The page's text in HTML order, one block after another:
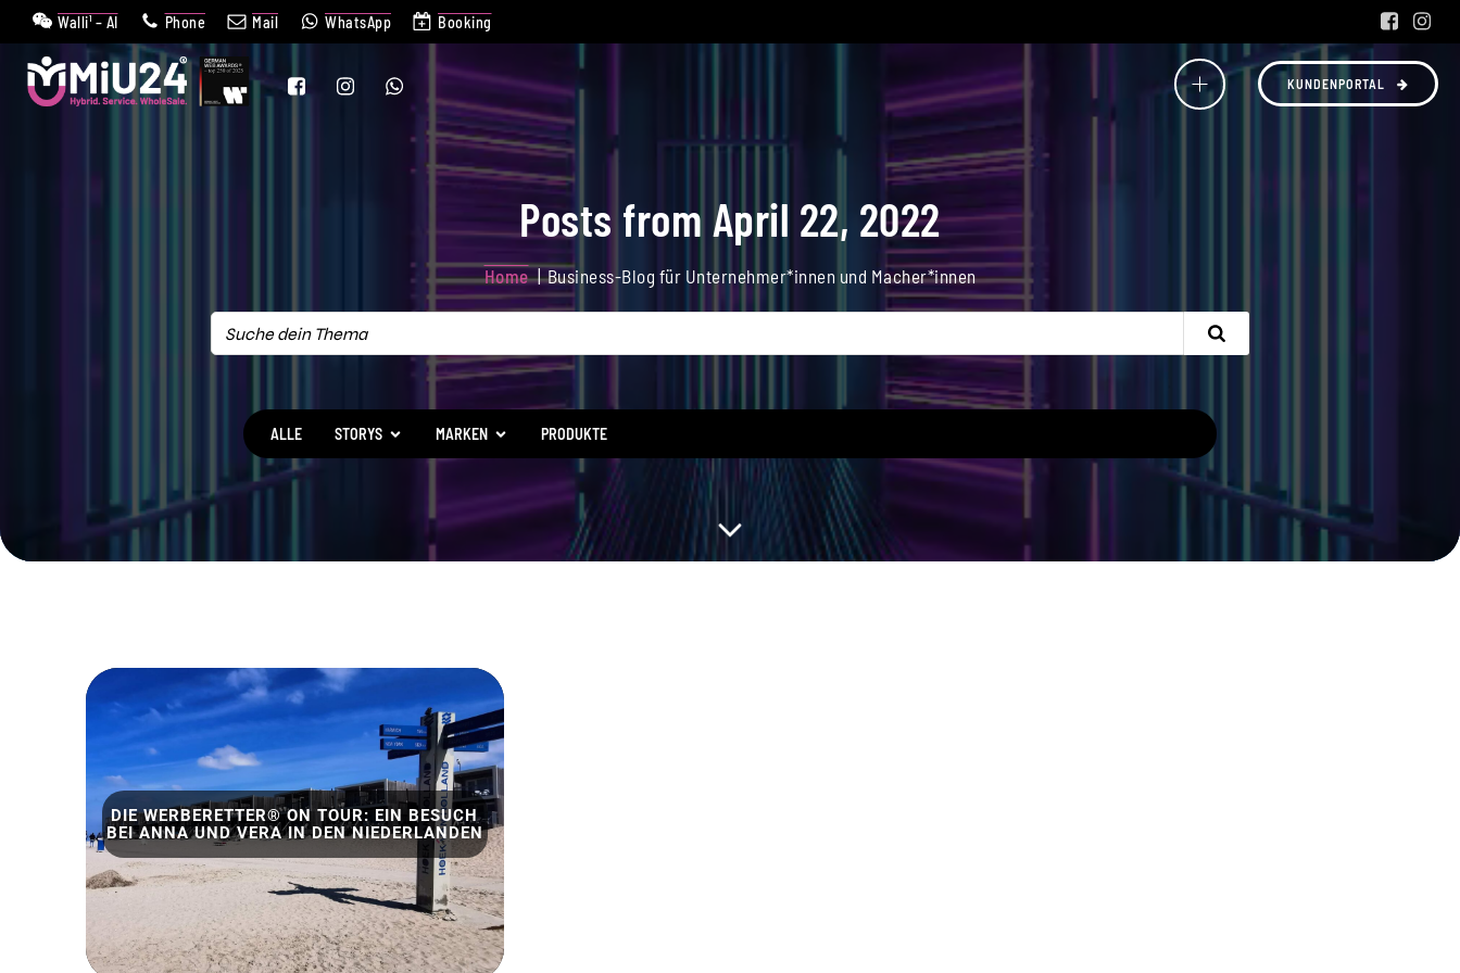
Walli¹ – AI Phone Mail WhatsApp Booking
KUNDENPORTAL
Posts from April 22, 2022
Home Business-Blog für Unternehmer*innen und Macher*innen
ALLE STORYS MARKEN PRODUKTE
DIE WERBERETTER® ON TOUR: EIN BESUCH
BEI ANNA UND VERA IN DEN NIEDERLANDEN